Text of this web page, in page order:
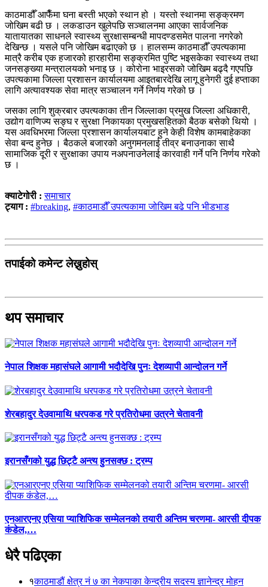
काठमाडौँ आफैँमा घना बस्ती भएको स्थान हो । यस्तो स्थानमा सङ्क्रमण
जोखिम बढी छ । लकडाउन खुलेपछि सञ्चालनमा आएका सार्वजनिक
यातायातका साधनले स्वास्थ्य सुरक्षासम्बन्धी मापदण्डसमेत पालना नगरेको
देखिन्छ । यसले पनि जोखिम बढाएको छ । हालसम्म काठमाडौँ उपत्यकामा
मात्रै करीब एक हजारको हारहारीमा सङ्क्रमित पुष्टि भइसकेका स्वास्थ्य तथा
जनसङ्ख्या मन्त्रालयको भनाइ छ । कोरोना भाइरसको जोखिम बढ्दै गएपछि
उपत्यकामा जिल्ला प्रशासन कार्यालयमा आइतबारदेखि लागू हुनेगरी दुई हप्ताका
लागि अत्यावश्यक सेवा मात्र सञ्चालन गर्ने निर्णय गरेको छ ।
जसका लागि शुक्रबार उपत्यकाका तीन जिल्लाका प्रमुख जिल्ला अधिकारी,
उद्योग वाणिज्य सङ्घ र सुरक्षा निकायका प्रमुखसहितको बैठक बसेको थियो ।
यस अवधिभरमा जिल्ला प्रशासन कार्यालयबाट हुने केही विशेष कामबाहेकका
सेवा बन्द हुनेछ । बैठकले बजारको अनुगमनलाई तीव्र बनाउनाका साथै
सामाजिक दूरी र सुरक्षाका उपाय नअपनाउनेलाई कारवाही गर्ने पनि निर्णय गरेको
छ ।
क्याटेगोरी :समाचार
ट्याग : #breaking, #काठमाडौँ उपत्यकामा जोखिम बढे पनि भीडभाड
तपाईको कमेन्ट लेख्नुहोस्
थप समाचार
नेपाल शिक्षक महासंघले आगामी भदौदेखि पुनः देशव्यापी आन्दोलन गर्ने
शेरबहादुर देउवामाथि धरपकड गरे प्रतिरोधमा उत्रने चेतावनी
इरानसँगको युद्ध छिट्टै अन्त्य हुनसक्छ : ट्रम्प
एनआरएनए एसिया प्याशिफिक सम्मेलनको तयारी अन्तिम चरणमा- आरसी दीपक
कंडेल,…
धेरै पढिएका
१काठमाडौं क्षेत्र नं ७ का नेकपाका केन्द्रीय सदस्य ज्ञानेन्द्र मोहन